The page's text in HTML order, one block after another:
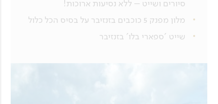
סיורים ושייט – ללא נסיעות ארוכות!
מלון מפנק 5 כוכבים בזנזיבר על בסיס הכל כלול
שייט 'ספארי בלו' בזנזיבר